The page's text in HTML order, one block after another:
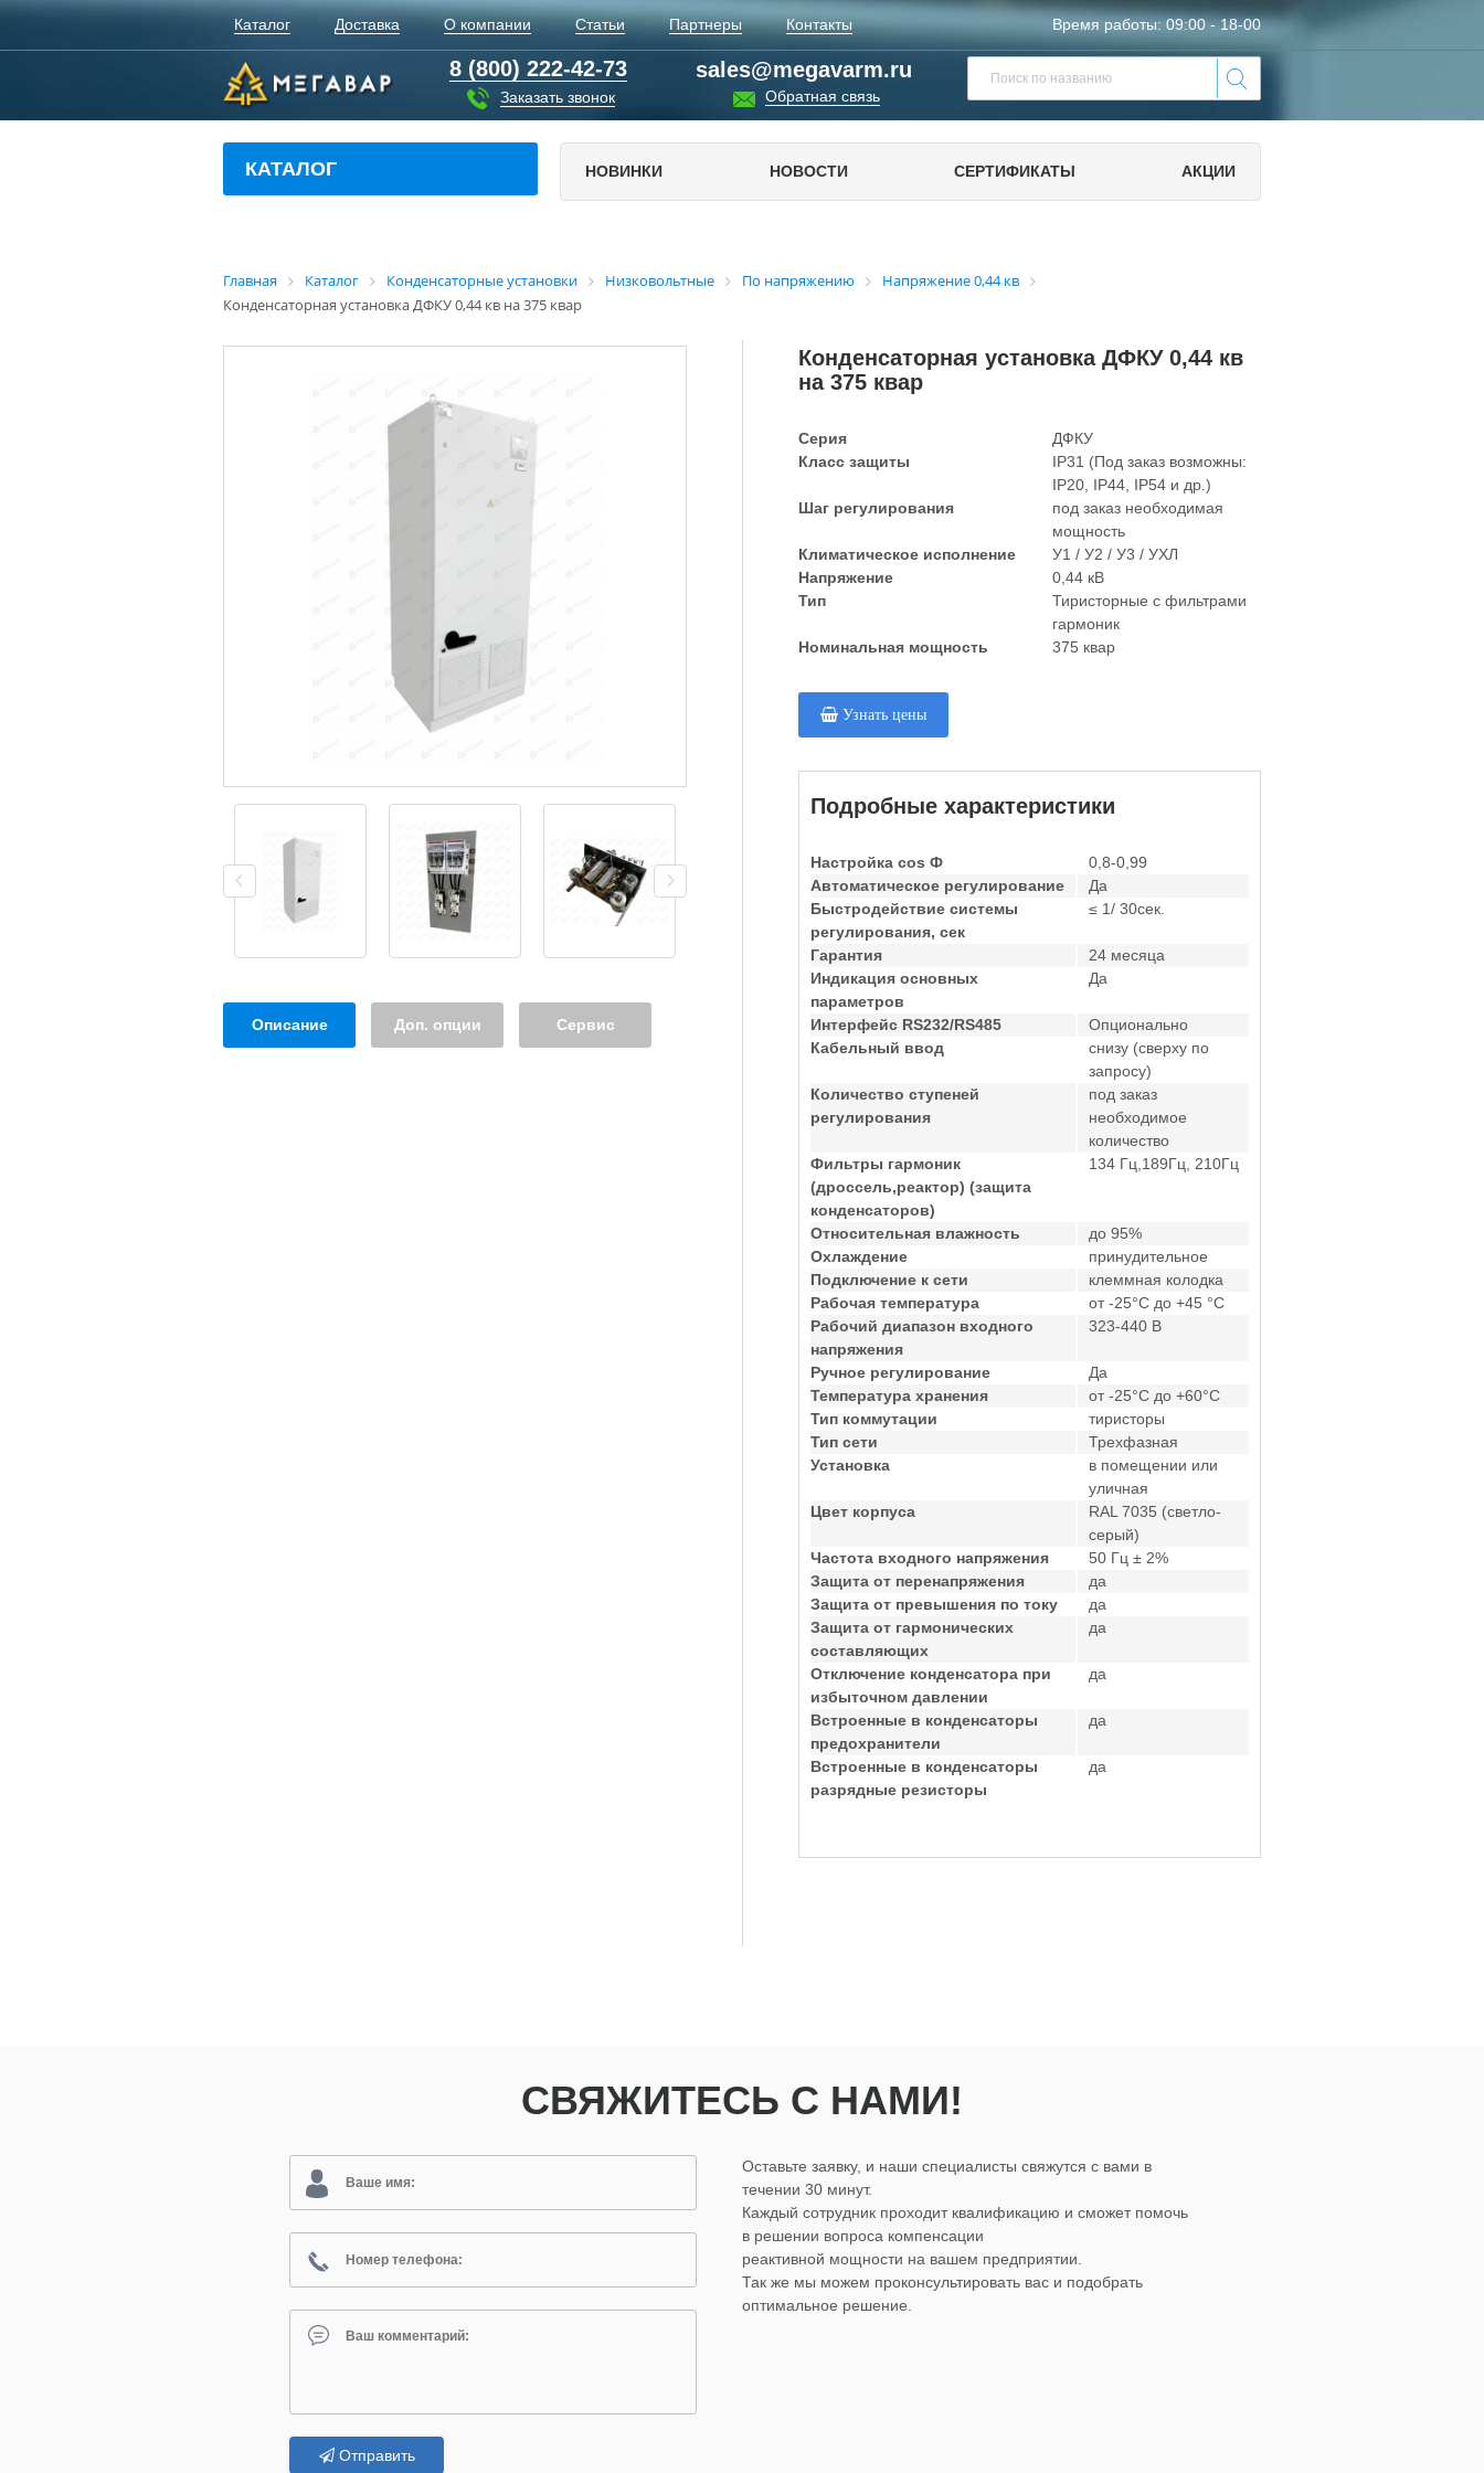
Каталог Доставка О компании Статьи Партнеры Контакты Время работы: 09:00 - 18-00
8 (800) 222-42-73
Заказать звонок
sales@megavarm.ru
Обратная связь
КАТАЛОГ НОВИНКИ НОВОСТИ СЕРТИФИКАТЫ АКЦИИ
Главная Каталог Конденсаторные установки Низковольтные По напряжению
Напряжение 0,44 кв
Конденсаторная установка ДФКУ 0,44 кв на 375 квар
Описание Доп. опции Сервис
Конденсаторная установка ДФКУ 0,44 кв
на 375 квар
Серия
ДФКУ
Класс защиты
IP31 (Под заказ возможны:
IP20, IP44, IP54 и др.)
Шаг регулирования
под заказ необходимая
мощность
Климатическое исполнение
У1 / У2 / У3 / УХЛ
Напряжение
0,44 кВ
Тип
Тиристорные с фильтрами
гармоник
Номинальная мощность
375 квар
Узнать цены
Подробные характеристики
Настройка cos Ф
0,8-0,99
Автоматическое регулирование
Да
Быстродействие системы
регулирования, сек
≤ 1/ 30сек.
Гарантия
24 месяца
Индикация основных
параметров
Да
Интерфейс RS232/RS485
Опционально
Кабельный ввод
снизу (сверху по
запросу)
Количество ступеней
регулирования
под заказ
необходимое
количество
Фильтры гармоник
(дроссель,реактор) (защита
конденсаторов)
134 Гц,189Гц, 210Гц
Относительная влажность
до 95%
Охлаждение
принудительное
Подключение к сети
клеммная колодка
Рабочая температура
от -25°C до +45 °C
Рабочий диапазон входного
напряжения
323-440 В
Ручное регулирование
Да
Температура хранения
от -25°C до +60°C
Тип коммутации
тиристоры
Тип сети
Трехфазная
Установка
в помещении или
уличная
Цвет корпуса
RAL 7035 (светло-
серый)
Частота входного напряжения
50 Гц ± 2%
Защита от перенапряжения
да
Защита от превышения по току
да
Защита от гармонических
составляющих
да
Отключение конденсатора при
избыточном давлении
да
Встроенные в конденсаторы
предохранители
да
Встроенные в конденсаторы
разрядные резисторы
да
СВЯЖИТЕСЬ С НАМИ!
Отправить
Оставьте заявку, и наши специалисты свяжутся с вами в
течении 30 минут.
Каждый сотрудник проходит квалификацию и сможет помочь
в решении вопроса компенсации
реактивной мощности на вашем предприятии.
Так же мы можем проконсультировать вас и подобрать
оптимальное решение.